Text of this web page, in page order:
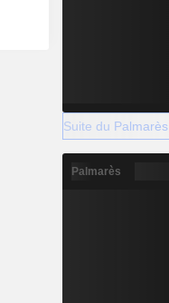
Suite du Palmarès
Palmarès